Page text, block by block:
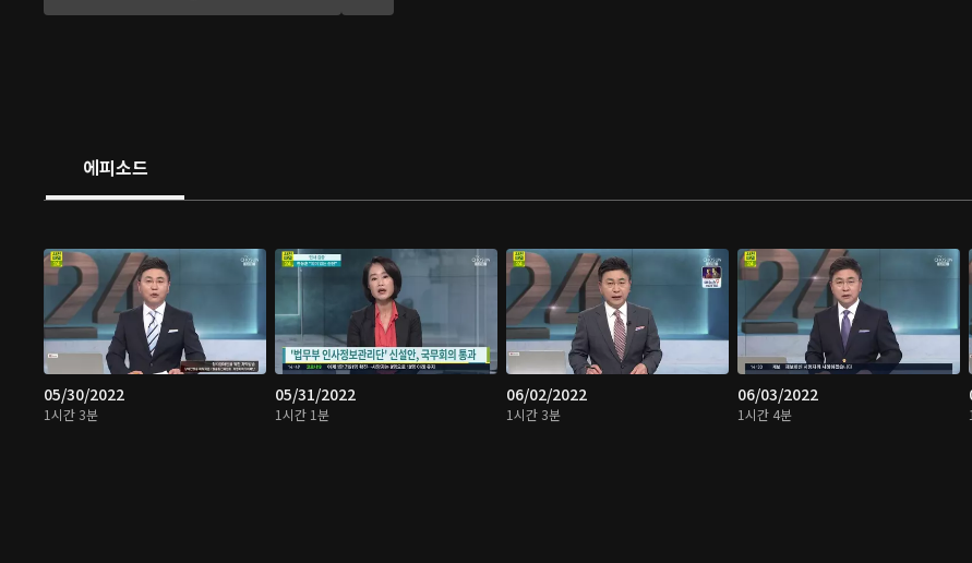
에피소드
05/30/2022
1시간 3분
05/31/2022
1시간 1분
06/02/2022
1시간 3분
06/03/2022
1시간 4분